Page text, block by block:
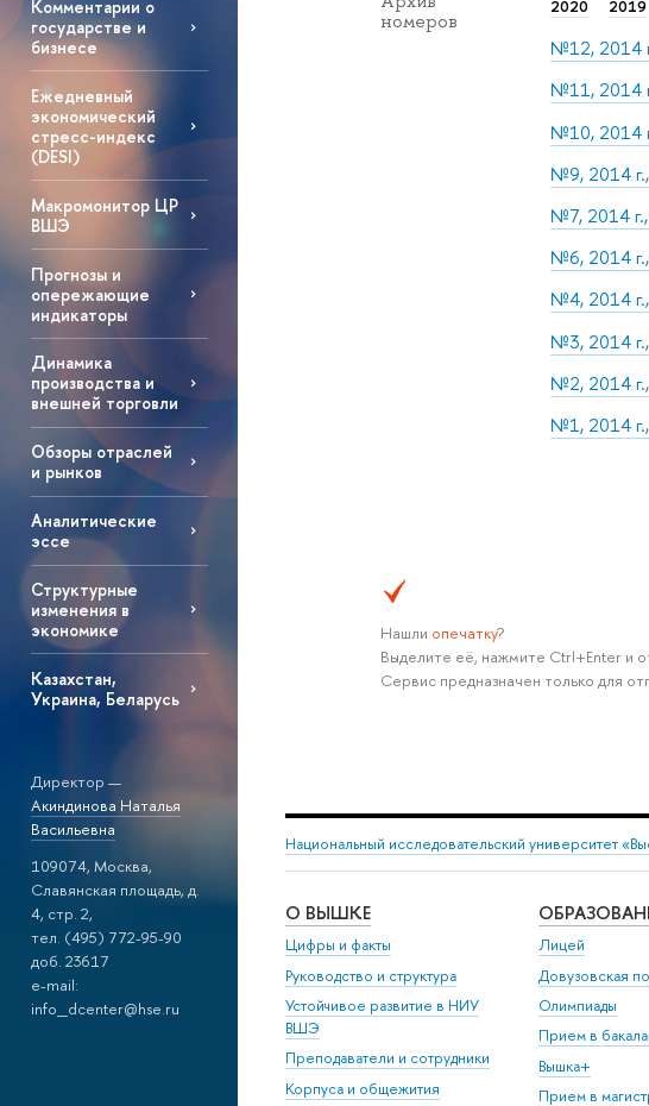
Комментарии о
государстве и
бизнесе
Ежедневный
экономический
стресс-индекс
(DESI)
Макромонитор ЦР
ВШЭ
Прогнозы и
опережающие
индикаторы
Динамика
производства и
внешней торговли
Обзоры отраслей
и рынков
Аналитические
эссе
Структурные
изменения в
экономике
Казахстан,
Украина, Беларусь
Директор —
Акиндинова Наталья
Васильевна
109074, Москва,
Славянская площадь, д.
4, стр. 2,
тел. (495) 772-95-90
доб. 23617
e-mail:
info_dcenter@hse.ru
номеров
2020 2019
№12, 2014
№11, 2014
№10, 2014
№9, 2014
№7, 2014
№6, 2014
№4, 2014
№3, 2014
№2, 2014
№1, 2014
Нашли опечатку?
Выделите её, нажмите Ctrl+Enter и
Сервис предназначен только для
Национальный исследовательский университет
О ВЫШКЕ
Цифры и факты
Руководство и структура
Устойчивое развитие в НИУ
ВШЭ
Преподаватели и сотрудники
Корпуса и общежития
Лицей
Довузовская
Олимпиады
Прием в
Вышка+
Прием в